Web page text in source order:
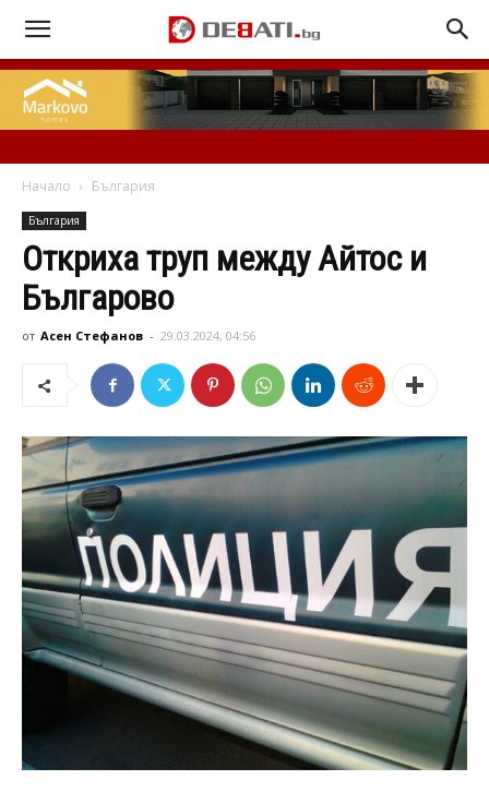
Начало България
България
Откриха труп между Айтос и
Българово
от Асен Стефанов - 29.03.2024, 04:56